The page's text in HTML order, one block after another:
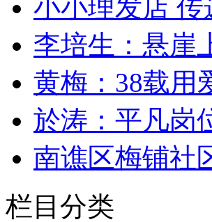
小小理发店 传
李培生：悬崖
黄梅：38载用
於涛：平凡岗
南谯区梅铺社
栏目分类